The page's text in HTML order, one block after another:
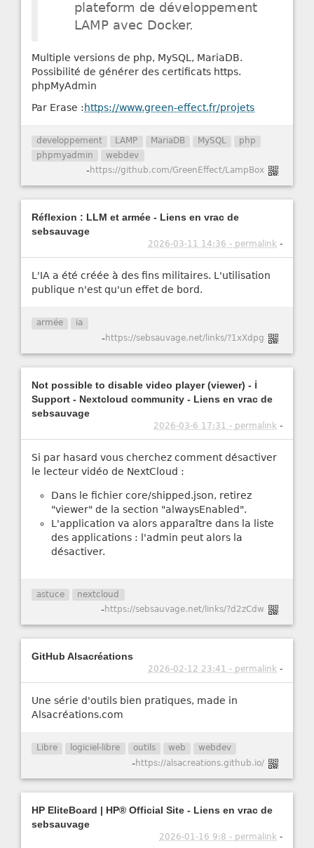
plateform de développement
LAMP avec Docker.
Multiple versions de php, MySQL, MariaDB.
Possibilité de générer des certificats https.
phpMyAdmin
Par Erase : https://www.green-effect.fr/projets
developpement LAMP MariaDB MySQL
php
phpmyadmin
webdev
-https://github.com/GreenEffect/LampBox
Réflexion : LLM et armée - Liens en vrac de
sebsauvage
2026-03-11 14:36 - permalink -
L'IA a été créée à des fins militaires. L'utilisation
publique n'est qu'un effet de bord.
armée ia
-https://sebsauvage.net/links/?1xXdpg
Not possible to disable video player (viewer) - ℹ️
Support - Nextcloud community - Liens en vrac de
sebsauvage
2026-03-6 17:31 - permalink -
Si par hasard vous cherchez comment désactiver
le lecteur vidéo de NextCloud :
Dans le fichier core/shipped.json, retirez
"viewer" de la section "alwaysEnabled".
L'application va alors apparaître dans la liste
des applications : l'admin peut alors la
désactiver.
astuce nextcloud
-https://sebsauvage.net/links/?d2zCdw
GitHub Alsacréations
2026-02-12 23:41 - permalink -
Une série d'outils bien pratiques, made in
Alsacréations.com
Libre logiciel-libre outils web webdev
-https://alsacreations.github.io/
HP EliteBoard | HP® Official Site - Liens en vrac de
sebsauvage
2026-01-16 9:8 - permalink -